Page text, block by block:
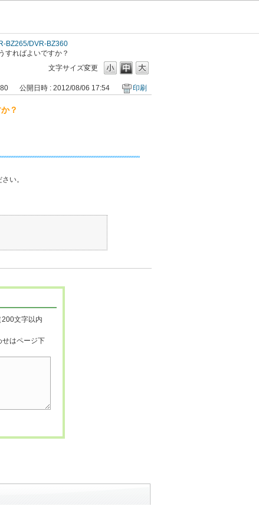
BZ265/DVR-BZ360
すればよいですか？
文字サイズ変更
公開日時 : 2012/08/06 17:54 印刷
？
い。
文字以内
はページ下